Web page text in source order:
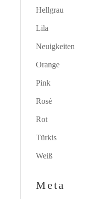
Hellgrau
Lila
Neuigkeiten
Orange
Pink
Rosé
Rot
Türkis
Weiß
Meta